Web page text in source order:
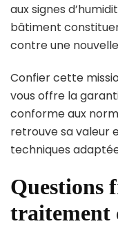
aux signes
bâtiment
contre une
Confier cette
vous offre la
conforme aux
retrouve sa valeur
techniques
Questions
traitement